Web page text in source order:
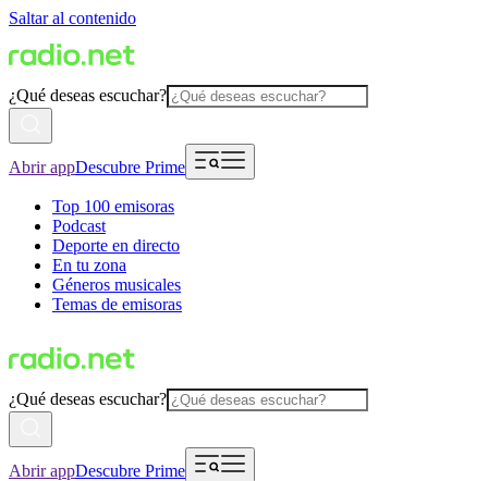
Saltar al contenido
¿Qué deseas escuchar?
Abrir appDescubre Prime
Top 100 emisoras
Podcast
Deporte en directo
En tu zona
Géneros musicales
Temas de emisoras
¿Qué deseas escuchar?
Abrir appDescubre Prime